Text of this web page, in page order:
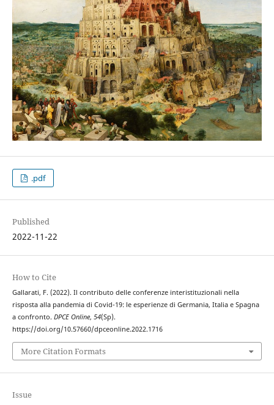
.pdf
Published
2022-11-22
How to Cite
Gallarati, F. (2022). Il contributo delle conferenze interistituzionali nella
risposta alla pandemia di Covid-19: le esperienze di Germania, Italia e Spagna
a confronto. DPCE Online, 54(Sp).
https://doi.org/10.57660/dpceonline.2022.1716
More Citation Formats
Issue